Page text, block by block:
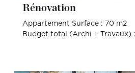
Rénovation
Appartement Surface : 70 m2
Budget total (Archi + Travaux)